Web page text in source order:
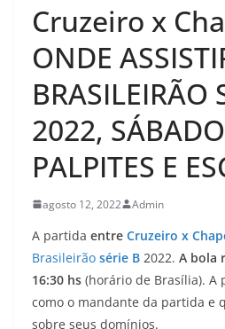
Cruzeiro x
ONDE
BRASILEIRÃO
2022,
PALPITES E
agosto 12, 2022 Admin
A partida entre Cruzeiro x
Brasileirão série B 2022. A bola
16:30 hs (horário de Brasília). A
como o mandante da partida e
sobre seus domínios.